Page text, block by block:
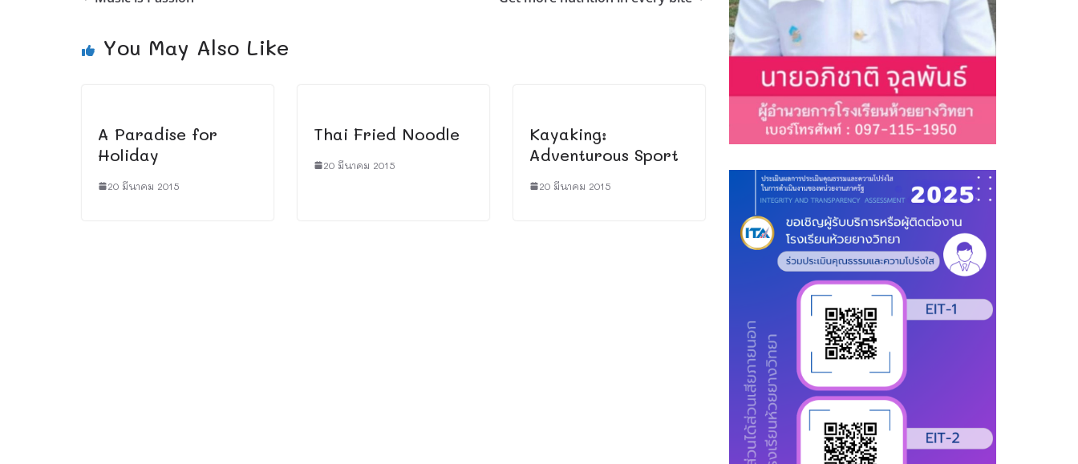
You May Also Like
A Paradise for
Holiday
20 มีนาคม 2015
Thai Fried Noodle
20 มีนาคม 2015
Kayaking:
Adventurous Sport
20 มีนาคม 2015